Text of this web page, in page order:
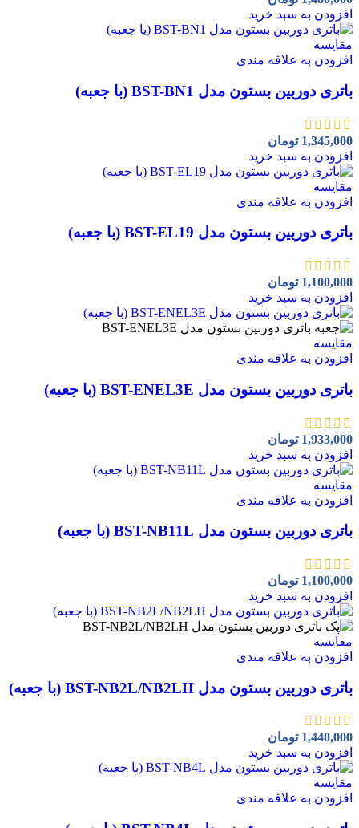
افزودن به سبد خرید
مقايسه
افزودن به علاقه مندی
باتری دوربین بستون مدل BST-BN1 (با جعبه)
1,345,000 تومان
افزودن به سبد خرید
مقايسه
افزودن به علاقه مندی
باتری دوربین بستون مدل BST-EL19 (با جعبه)
1,100,000 تومان
افزودن به سبد خرید
مقايسه
افزودن به علاقه مندی
باتری دوربین بستون مدل BST-ENEL3E (با جعبه)
1,933,000 تومان
افزودن به سبد خرید
مقايسه
افزودن به علاقه مندی
باتری دوربین بستون مدل BST-NB11L (با جعبه)
1,100,000 تومان
افزودن به سبد خرید
مقايسه
افزودن به علاقه مندی
باتری دوربین بستون مدل BST-NB2L/NB2LH (با جعبه)
1,440,000 تومان
افزودن به سبد خرید
مقايسه
افزودن به علاقه مندی